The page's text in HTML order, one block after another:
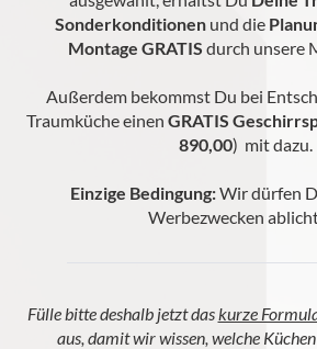
Sonderkonditionen und die
Montage GRATIS durch unsere
Außerdem bekommst Du bei
Traumküche einen GRATIS
890,00) mit dazu.
Einzige Bedingung:Wir dürfen
Werbezwecken
Fülle bitte deshalb jetzt daskurze
aus, damit wir wissen, welche